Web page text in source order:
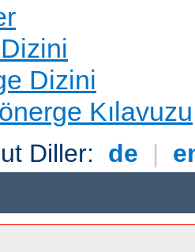
Dizini
Kılavuzu
Diller: de |